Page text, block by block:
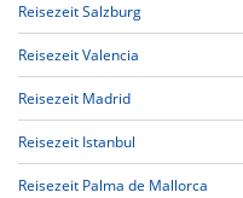
Reisezeit Salzburg
Reisezeit Valencia
Reisezeit Madrid
Reisezeit Istanbul
Reisezeit Palma de Mallorca